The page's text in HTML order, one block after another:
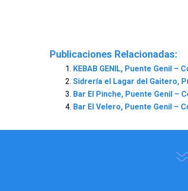
Publicaciones Relacionadas:
KEBAB GENIL, Puente Genil –
Sidrería el Lagar del Gaitero,
Bar El Pinche, Puente Genil –
Bar El Velero, Puente Genil –